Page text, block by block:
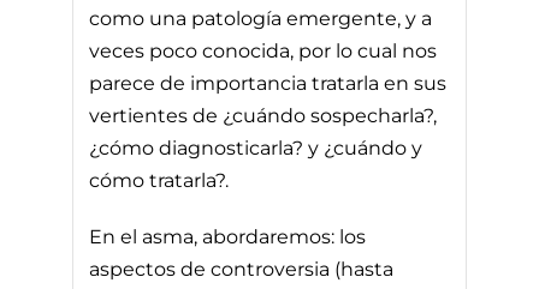
como una patología emergente, y a
veces poco conocida, por lo cual nos
parece de importancia tratarla en sus
vertientes de ¿cuándo sospecharla?,
¿cómo diagnosticarla? y ¿cuándo y
cómo tratarla?.
En el asma, abordaremos: los
aspectos de controversia (hasta